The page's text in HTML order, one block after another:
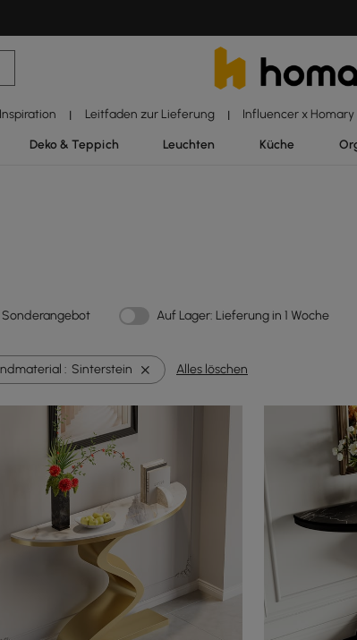
Inspiration | Leitfaden zur Lieferung | Influencer x Homary
Deko & Teppich Leuchten Küche
Sonderangebot Auf Lager: Lieferung in 1 Woche
: Sinterstein Alles löschen